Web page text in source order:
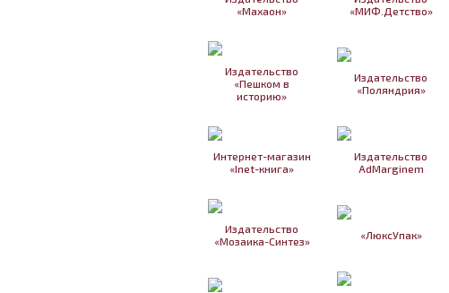
«Махаон»
«МИФ.Детство»
Издательство
«Пешком в
историю»
Издательство
«Поляндрия»
Интернет-магазин
«Inet-книга»
Издательство
AdMarginem
Издательство
«Мозаика-Синтез»
«ЛюксУпак»